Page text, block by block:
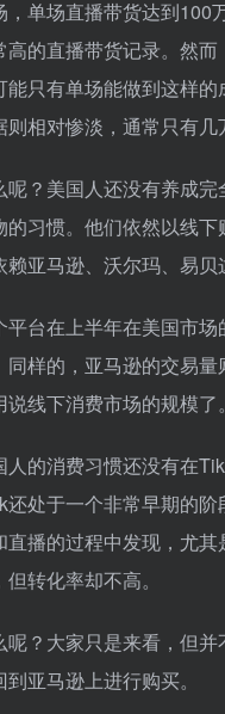
，单场直播带货达到100
高的直播带货记录。然
能只有单场能做到这样
相对惨淡，通常只有几
呢？美国人还没有养成
的习惯。他们依然以线
亚马逊、沃尔玛、易贝
平台在上半年在美国市
同样的，亚马逊的交易
线下消费市场的规模了。
人的消费习惯还没有在
还处于一个非常早期的
直播的过程中发现，尤
转化率却不高。
呢？大家只是来看，但
亚马逊上进行购买。